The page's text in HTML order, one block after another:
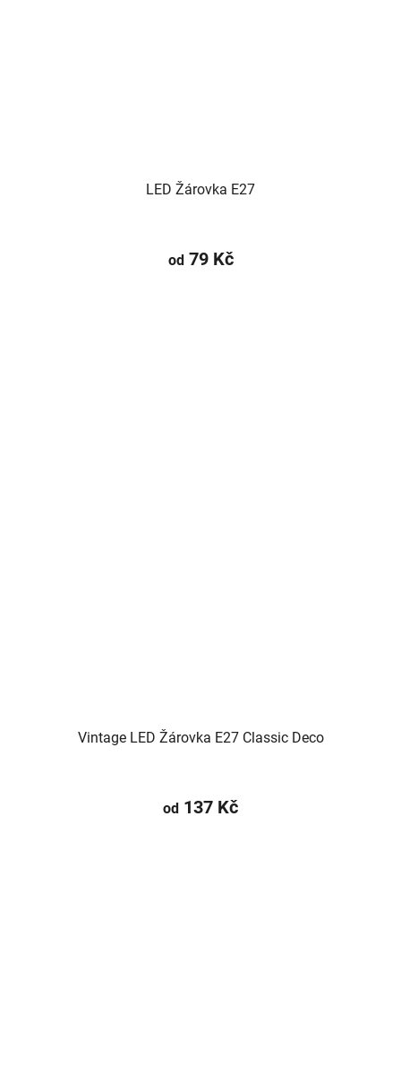
LED Žárovka E27
od79 Kč
Vintage LED Žárovka E27 Classic Deco
od 137 Kč